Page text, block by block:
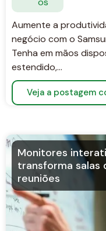
Aumente a
negócio com o
Tenha em mãos
estendido,…
Veja a postagem
Monitores
transforma salas
reuniões